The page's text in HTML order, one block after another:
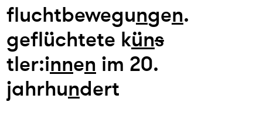
fluchtbewegungen.
geflüchtete küns
tler:innen im 20.
jahrhundert